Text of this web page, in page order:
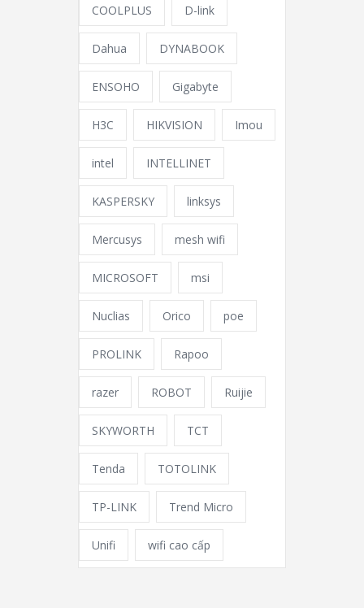
COOLPLUS D-link
Dahua DYNABOOK
ENSOHO Gigabyte
H3C HIKVISION Imou
intel INTELLINET
KASPERSKY linksys
Mercusys mesh wifi
MICROSOFT msi
Nuclias Orico poe
PROLINK Rapoo
razer ROBOT Ruijie
SKYWORTH TCT
Tenda TOTOLINK
TP-LINK Trend Micro
Unifi wifi cao cấp